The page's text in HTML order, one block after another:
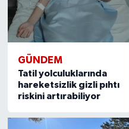
GÜNDEM
Tatil yolculuklarında
hareketsizlik gizli pıhtı
riskini artırabiliyor